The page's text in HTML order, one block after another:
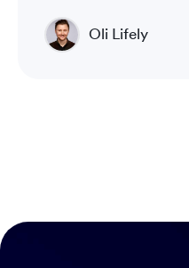
Oli Lifely